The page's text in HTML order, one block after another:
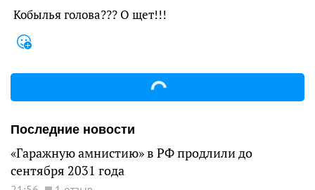
Кобылья голова??? О щет!!!
Последние новости
«Гаражную амнистию» в РФ продлили до
сентября 2031 года